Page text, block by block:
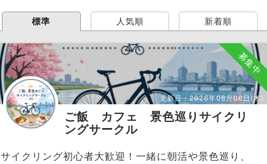
標準 人気順 新着順
募集中
更新日：2026年08月06日(木)
ご飯 カフェ 景色巡りサイクリ
ングサークル
サイクリング初心者大歓迎！一緒に朝活や景色巡り、